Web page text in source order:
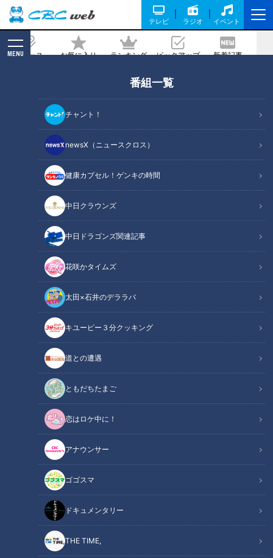
テレビ ラジオ イベント
ニュース お気に入り ランキング ピックアップ 新着記事
MENU
番組一覧
チャント！
newsX（ニュースクロス）
健康カプセル！ゲンキの時間
中日クラウンズ
中日ドラゴンズ関連記事
花咲かタイムズ
太田×石井のデララバ
キユーピー３分クッキング
道との遭遇
ともだちたまご
恋はロケ中に！
アナウンサー
ゴゴスマ
ドキュメンタリー
THE TIME,
チが思ったこととは？
2026/04/21 06:03
RadiChubu（ラジチューブ）
若狭敬一のスポ音
4月18日放送のＣＢＣラジオ『若狭敬一のスポ音』では、若狭
敬一アナウンサーが、侍ジャパンの投手コーチだった中日OB
の吉見一起さんに禁断の質問。アメリカまで行った侍ジャパン
ですが、準々決勝でベネズエラに敗退。WBC（ワールド・ベ
ースボール・クラシック）最後の試合における、投手コーチの
頭の中は？
関連リンク この記事をradiko（ラジコ）で聴く
レベルが高かった
とにかく速い
今だから言えるけど
2人の先頭打者
投手コーチの頭の中
オススメ関連コンテンツ
レベルが高かった